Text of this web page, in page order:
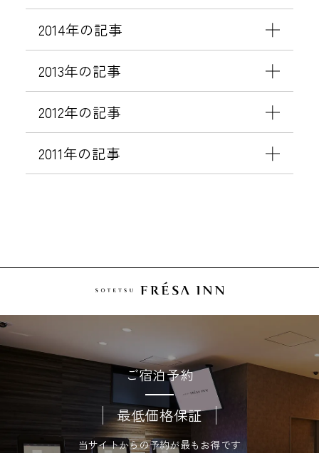
2014年の記事
2013年の記事
2012年の記事
2011年の記事
ご宿泊予約
最低価格保証
当サイトからの予約が最もお得です